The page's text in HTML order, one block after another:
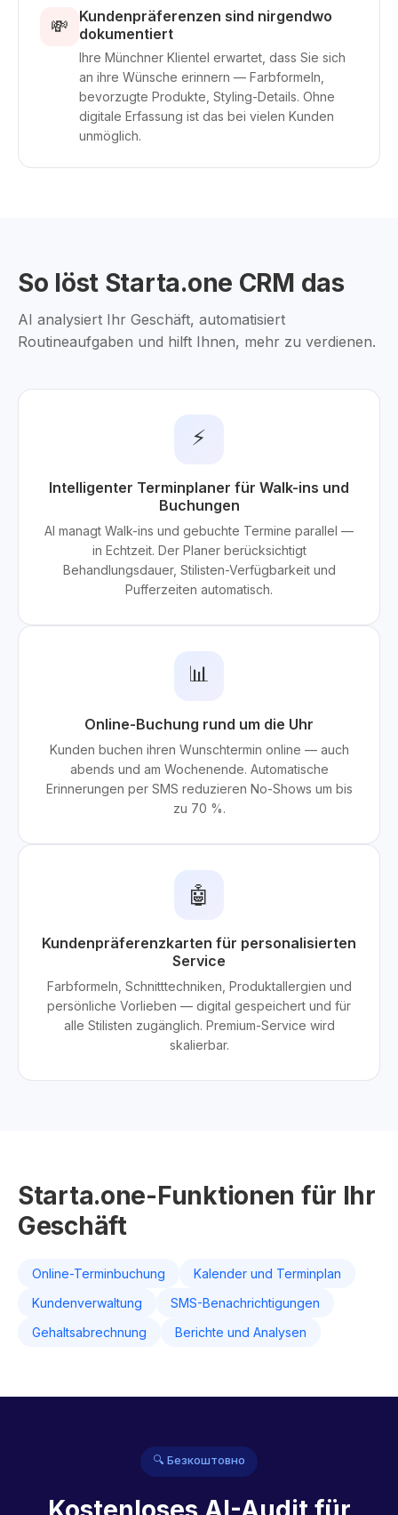
💸
Kundenpräferenzen sind nirgendwo
dokumentiert
Ihre Münchner Klientel erwartet, dass Sie sich
an ihre Wünsche erinnern — Farbformeln,
bevorzugte Produkte, Styling-Details. Ohne
digitale Erfassung ist das bei vielen Kunden
unmöglich.
So löst Starta.one CRM das
AI analysiert Ihr Geschäft, automatisiert
Routineaufgaben und hilft Ihnen, mehr zu verdienen.
⚡
Intelligenter Terminplaner für Walk-ins und
Buchungen
AI managt Walk-ins und gebuchte Termine parallel —
in Echtzeit. Der Planer berücksichtigt
Behandlungsdauer, Stilisten-Verfügbarkeit und
Pufferzeiten automatisch.
📊
Online-Buchung rund um die Uhr
Kunden buchen ihren Wunschtermin online — auch
abends und am Wochenende. Automatische
Erinnerungen per SMS reduzieren No-Shows um bis
zu 70 %.
🤖
Kundenpräferenzkarten für personalisierten
Service
Farbformeln, Schnitttechniken, Produktallergien und
persönliche Vorlieben — digital gespeichert und für
alle Stilisten zugänglich. Premium-Service wird
skalierbar.
Starta.one-Funktionen für Ihr
Geschäft
Online-Terminbuchung
Kalender und Terminplan
Kundenverwaltung
SMS-Benachrichtigungen
Gehaltsabrechnung
Berichte und Analysen
🔍 Безкоштовно